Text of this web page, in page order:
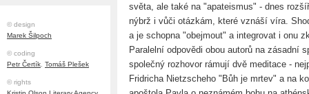
© design
Marek Šilpoch
© coding
Petr Čertík, Tomáš Plešek
© rights
světa, ale také na "apateismus" - dnes
nýbrž i vůči otázkám, které vznáší víra.
a je schopna "obejmout" a integrovat i onu
Paralelní odpovědi obou autorů na zásadní
společný rozhovor rámují dvě meditace -
Fridricha Nietzscheho "Bůh je mrtev" a na